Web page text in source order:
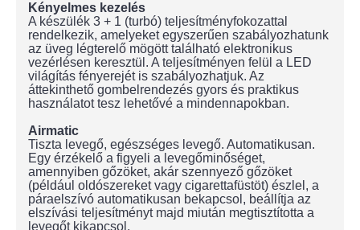
Kényelmes kezelés
A készülék 3 + 1 (turbó) teljesítményfokozattal
rendelkezik, amelyeket egyszerűen szabályozhatunk
az üveg légterelő mögött található elektronikus
vezérlésen keresztül. A teljesítményen felül a LED
világítás fényerejét is szabályozhatjuk. Az
áttekinthető gombelrendezés gyors és praktikus
használatot tesz lehetővé a mindennapokban.
Airmatic
Tiszta levegő, egészséges levegő. Automatikusan.
Egy érzékelő a figyeli a levegőminőséget,
amennyiben gőzöket, akár szennyező gőzöket
(például oldószereket vagy cigarettafüstöt) észlel, a
páraelszívó automatikusan bekapcsol, beállítja az
elszívási teljesítményt majd miután megtisztította a
levegőt kikapcsol.